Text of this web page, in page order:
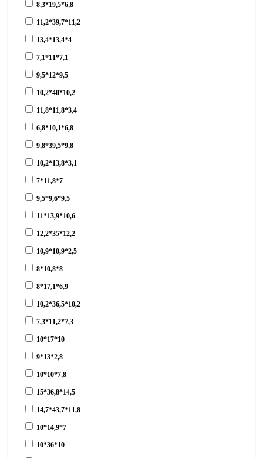
8,3*19,5*6,8
11,2*39,7*11,2
13,4*13,4*4
7,1*11*7,1
9,5*12*9,5
10,2*40*10,2
11,8*11,8*3,4
6,8*10,1*6,8
9,8*39,5*9,8
10,2*13,8*3,1
7*11,8*7
9,5*9,6*9,5
11*13,9*10,6
12,2*35*12,2
10,9*10,9*2,5
8*10,8*8
8*17,1*6,9
10,2*36,5*10,2
7,3*11,2*7,3
10*17*10
9*13*2,8
10*10*7,8
15*36,8*14,5
14,7*43,7*11,8
10*14,9*7
10*36*10